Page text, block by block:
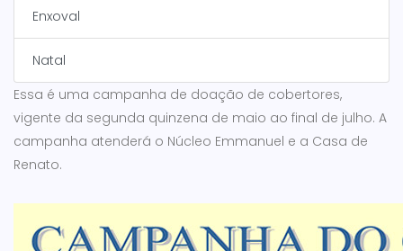
Enxoval
Natal
Essa é uma campanha de doação de cobertores,
vigente da segunda quinzena de maio ao final de julho. A
campanha atenderá o Núcleo Emmanuel e a Casa de
Renato.